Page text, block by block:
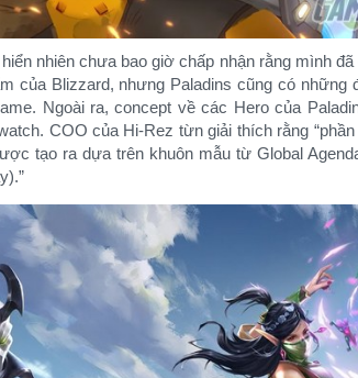
nhiên chưa bao giờ chấp nhận rằng mình
của Blizzard, nhưng Paladins cũng có những
Ngoài ra, concept về các Hero của
COO của Hi-Rez từn giải thích rằng
tạo ra dựa trên khuôn mẫu từ Global